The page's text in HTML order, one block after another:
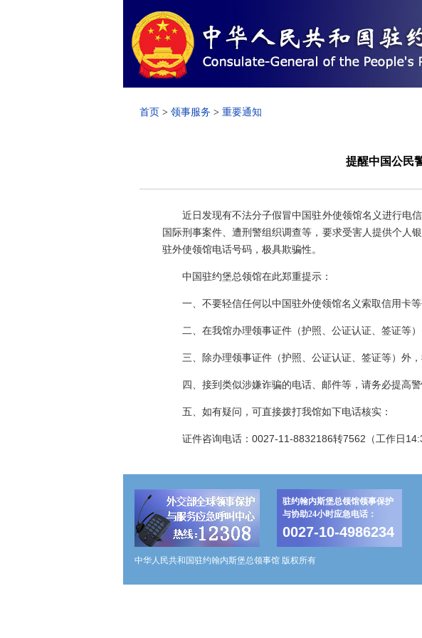
首页 > 领事服务 > 重要通知
提醒中国公民
近日发现有不法分子假冒中国驻外使领馆名义进行电信
国际刑事案件、遭刑警组织调查等，要求受害人提供个人
驻外使领馆电话号码，极具欺骗性。
中国驻约堡总领馆在此郑重提示：
一、不要轻信任何以中国驻外使领馆名义索取信用卡等
二、在我馆办理领事证件（护照、公证认证、签证等）
三、除办理领事证件（护照、公证认证、签证等）外，
四、接到类似涉嫌诈骗的电话、邮件等，请务必提高警
五、如有疑问，可直接拨打我馆如下电话核实：
证件咨询电话：0027-11-8832186转7562（工作日
驻约翰内斯堡总领馆领事保护
与协助24小时应急电话：
0027-10-4986234
中华人民共和国驻约翰内斯堡总领事馆 版权所有